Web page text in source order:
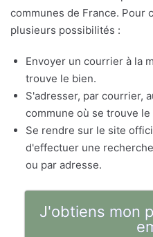
communes de France. Pour
plusieurs possibilités :
Envoyer un courrier à la
trouve le bien.
S'adresser, par courrier,
commune où se trouve le
Se rendre sur le site
d'effectuer une
ou par adresse.
J'obtiens mon